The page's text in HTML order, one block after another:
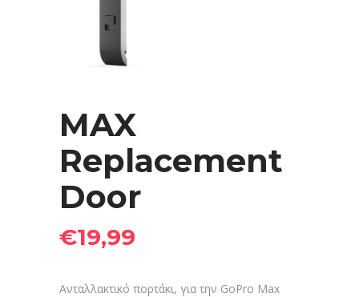
MAX
Replacement
Door
€19,99
Ανταλλακτικό πορτάκι, για την GoPro Max